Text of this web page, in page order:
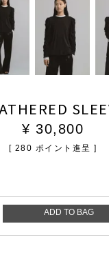
¥ 30,800
[ 280 ポイント進呈 ]